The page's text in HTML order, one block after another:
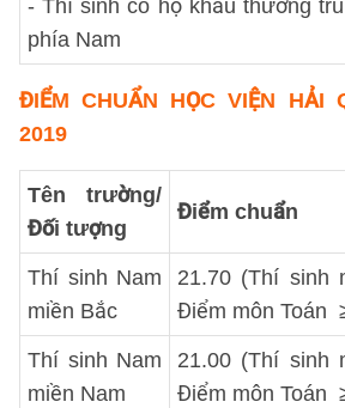
- Thí sinh có hộ khẩu thường trú
phía Nam
ĐIỂM CHUẨN HỌC VIỆN HẢI
2019
Tên trường/
Đối tượng
Điểm chuẩn
Thí sinh Nam
miền Bắc
21.70 (Thí sinh
Điểm môn Toán
Thí sinh Nam
miền Nam
21.00 (Thí sinh
Điểm môn Toán